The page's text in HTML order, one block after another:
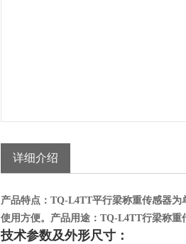
详细介绍
产品特点：TQ-L4TT平行梁称重传感器为
使用方便。 产品用途：TQ-L4TT行梁称重
技术参数及外形尺寸：